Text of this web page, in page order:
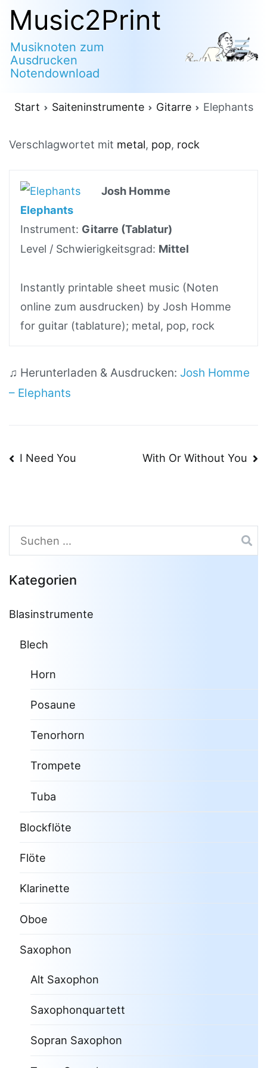
Zum
Inhalt
springen
Music2Print
Musiknoten zum
Ausdrucken
Notendownload
Start Saiteninstrumente Gitarre Elephants
Verschlagwortet mit metal, pop, rock
Josh Homme
Elephants
Instrument: Gitarre (Tablatur)
Level / Schwierigkeitsgrad: Mittel
Instantly printable sheet music (Noten
online zum ausdrucken) by Josh Homme
for guitar (tablature); metal, pop, rock
♫ Herunterladen & Ausdrucken: Josh Homme
– Elephants
Beitragsnavigation
I Need You With Or Without You
Suchen
nach:
Kategorien
Blasinstrumente
Blech
Horn
Posaune
Tenorhorn
Trompete
Tuba
Blockflöte
Flöte
Klarinette
Oboe
Saxophon
Alt Saxophon
Saxophonquartett
Sopran Saxophon